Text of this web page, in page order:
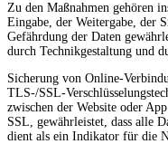
Zu den Maßnahmen gehören
Eingabe, der Weitergabe, der
Gefährdung der Daten
durch Technikgestaltung und
Sicherung von Online-
TLS-/SSL-
zwischen der Website oder
SSL, gewährleistet, dass alle
dient als ein Indikator für die